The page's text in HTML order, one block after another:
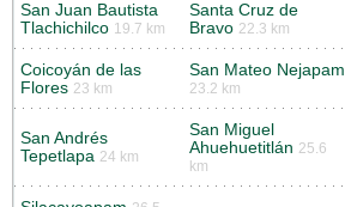
San Juan Bautista
Tlachichilco 19.7 km
Santa Cruz de
Bravo 22.3 km
Coicoyán de las
Flores 23 km
San Mateo Nejapam
23.2 km
San Andrés
Tepetlapa 24 km
San Miguel
Ahuehuetitlán 25.6
km